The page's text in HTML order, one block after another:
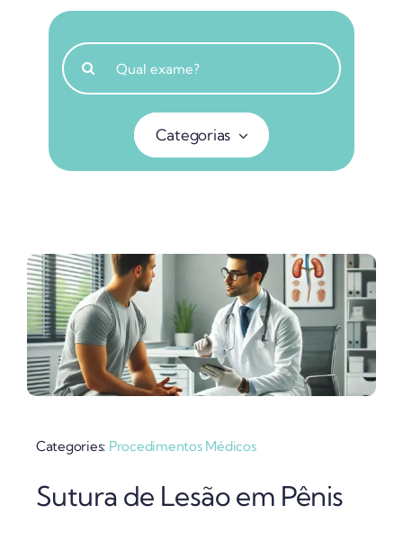
Buscar
resultados
Categorias
Categories: Procedimentos Médicos
Sutura de Lesão em Pênis